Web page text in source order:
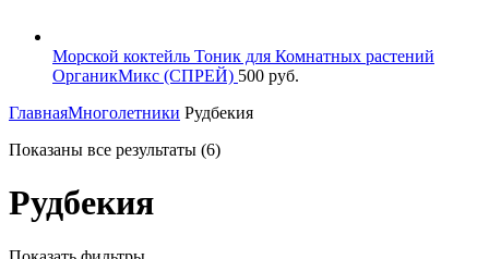
Морской коктейль Тоник для Комнатных растений
ОрганикМикс (СПРЕЙ) 500 руб.
ГлавнаяМноголетники Рудбекия
Показаны все результаты (6)
Рудбекия